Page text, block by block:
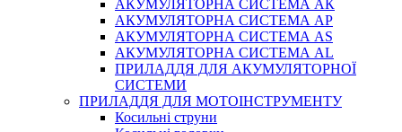
АКУМУЛЯТОРНА СИСТЕМА АК
АКУМУЛЯТОРНА СИСТЕМА АР
АКУМУЛЯТОРНА СИСТЕМА AS
АКУМУЛЯТОРНА СИСТЕМА AL
ПРИЛАДДЯ ДЛЯ АКУМУЛЯТОРНОЇ
СИСТЕМИ
ПРИЛАДДЯ ДЛЯ МОТОІНСТРУМЕНТУ
Косильні струни